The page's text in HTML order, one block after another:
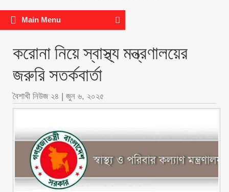
Main Menu
করোনা নিয়ে স্বাস্থ্য মন্ত্রণালয়ের
জরুরি সতর্কবার্তা
বৈশাখী নিউজ ২৪ | জুন ৬, ২০২৫